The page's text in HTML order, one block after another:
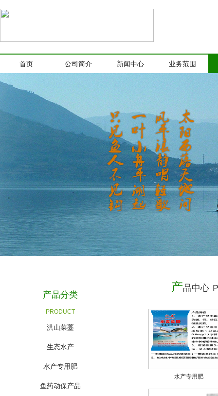
首页 公司简介 新闻中心 业务范围
产品分类
- PRODUCT -
洪山菜薹
生态水产
水产专用肥
鱼药动保产品
产品中心
水产专用肥